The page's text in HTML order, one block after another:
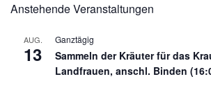
Anstehende Veranstaltungen
AUG.
13
Ganztägig
Sammeln der Kräuter für das
Landfrauen, anschl. Binden